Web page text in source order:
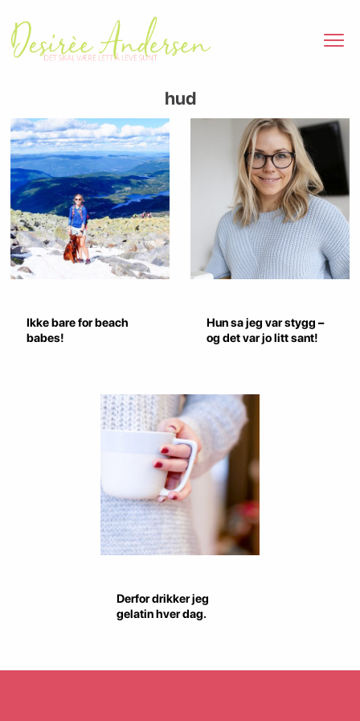
hud
Ikke bare for beach
babes!
Hun sa jeg var stygg –
og det var jo litt sant!
Derfor drikker jeg
gelatin hver dag.